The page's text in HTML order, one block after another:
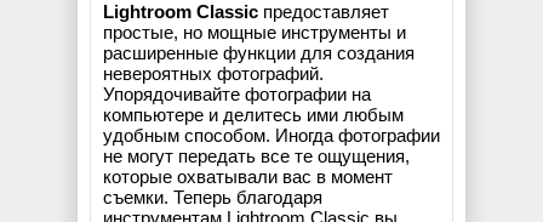
Lightroom Classic предоставляет
простые, но мощные инструменты и
расширенные функции для создания
невероятных фотографий.
Упорядочивайте фотографии на
компьютере и делитесь ими любым
удобным способом. Иногда фотографии
не могут передать все те ощущения,
которые охватывали вас в момент
съемки. Теперь благодаря
инструментам Lightroom Classic вы